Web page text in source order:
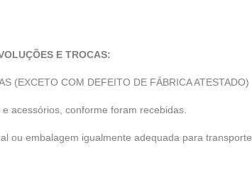
E TROCAS:
(EXCETO COM DEFEITO DE FÁBRICA ATESTADO)
acessórios, conforme foram recebidas.
ou embalagem igualmente adequada para transporte.